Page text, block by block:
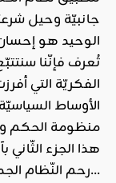
جانبيّة وحيل
الوحيد هو إحسان
تُعرف فإنّنا
الفكريّة التي
الأوساط
منظومة الحكم
هذا الجزء الثّاني
رحم النّظام الجمهوري نفسه…